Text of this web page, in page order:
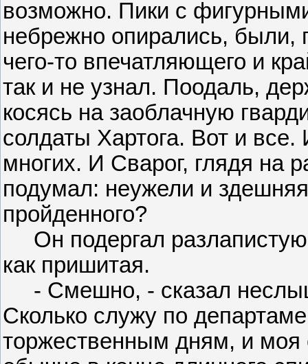
возможно. Пики с
небрежно опирались, были,
чего-то впечатляющего и
так и не узнал. Поодаль,
косясь на заоблачную
солдаты Хартога. Вот и все.
многих. И Сварог, глядя на
подумал: неужели и
пройденного?
Он подергал разлапистую
как пришитая.
- Смешно, - сказал
Сколько служу по
торжественным дням, и